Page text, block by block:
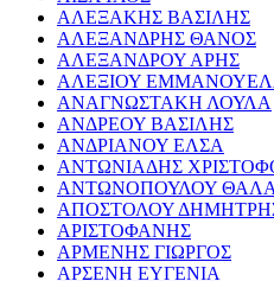
ΑΛΕΞΑΚΗΣ ΒΑΣΙΛΗΣ
ΑΛΕΞΑΝΔΡΗΣ ΘΑΝΟΣ
ΑΛΕΞΑΝΔΡΟΥ ΑΡΗΣ
ΑΛΕΞΙΟΥ
ΑΝΑΓΝΩΣΤΑΚΗ ΛΟΥΛΑ
ΑΝΔΡΕΟΥ ΒΑΣΙΛΗΣ
ΑΝΔΡΙΑΝΟΥ ΕΛΣΑ
ΑΝΤΩΝΙΑΔΗΣ
ΑΝΤΩΝΟΠΟΥΛΟΥ
ΑΠΟΣΤΟΛΟΥ
ΑΡΙΣΤΟΦΑΝΗΣ
ΑΡΜΕΝΗΣ ΓΙΩΡΓΟΣ
ΑΡΣΕΝΗ ΕΥΓΕΝΙΑ